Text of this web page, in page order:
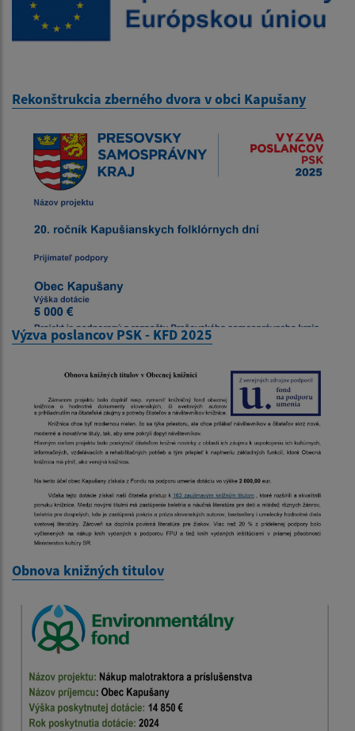
Rekonštrukcia zberného dvora v obci Kapušany
Výzva poslancov PSK - KFD 2025
Obnova knižných titulov